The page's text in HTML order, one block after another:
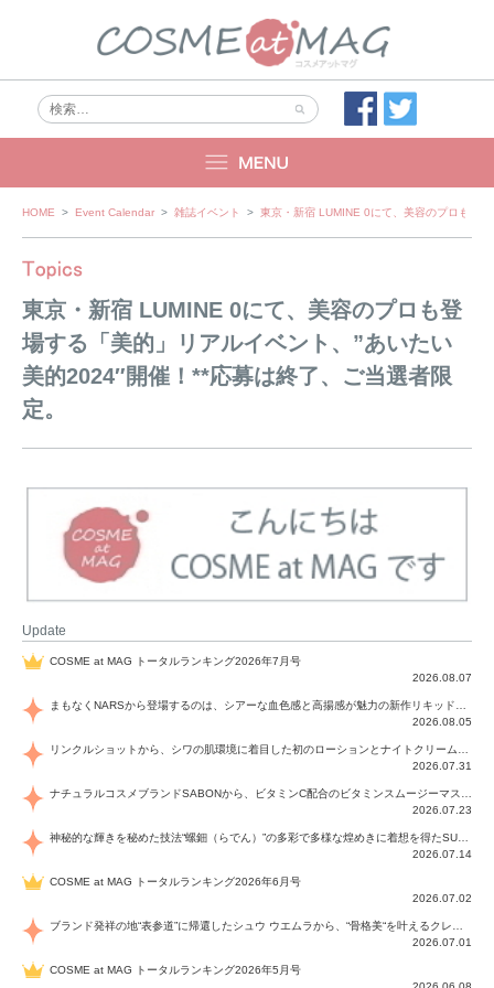
Skip
HOME > Event Calendar > 雑誌イベント > 東京・新宿 LUMINE 0にて、美容のプロも登
東京・新宿 LUMINE 0にて、美容のプロも登
場する「美的」リアルイベント、”あいたい
美的2024″開催！**応募は終了、ご当選者限
定。
Update
COSME at MAG トータルランキング2026年7月号
2026.08.07
まもなくNARSから登場するのは、シアーな血色感と高揚感が魅力の新作リキッドブラッシュ「インセイシャブル リキッドブラッシュ」と、ゴールデンアワーに染まる空にインスピレーションを得た「アフターグロー リップシャイン」の新色！夏をハックして！
2026.08.05
リンクルショットから、シワの肌環境に着目した初のローションとナイトクリームが登場！デイリーケアで、シワ特有の肌環境を改善し、シワが目立たない肌へと導きます。
2026.07.31
ナチュラルコスメブランドSABONから、ビタミンC配合のビタミンスムージーマスク「ラディアンスマスク」と、ペパーミントにオーガニックハーブを凝縮したジェルの涼感トリートメント美容液「スカルプセラム リフレッシング」が登場！日々のデイリーケアで、過酷な猛暑で疲れた肌や頭皮をサポート、心地よくリフレッシュし、優しく肌を整えます。
2026.07.23
神秘的な輝きを秘めた技法“螺鈿（らでん）”の多彩で多様な煌めきに着想を得たSUQQUの2026 秋 カラーコレクションから登場するのは、艶然と輝くアイシャドウや偏光パールを配したフェイスカラー、繊細なパールの煌めくネイル、そしてそれらを際立てる“朧げな艶”を秘めた新リクイドリップ「ブラー リクイド リップ」。強さを秘めたまろやかな洗練の表情に。
2026.07.14
COSME at MAG トータルランキング2026年6月号
2026.07.02
ブランド発祥の地“表参道”に帰還したシュウ ウエムラから、“骨格美“を叶えるクレヨンタイプのフェイスカラー「スカルプト クレヨン」と、ブランド初のリノベーションで進化した名品アイブロウ「ハード フォーミュラ ハード 10」が登場！
2026.07.01
COSME at MAG トータルランキング2026年5月号